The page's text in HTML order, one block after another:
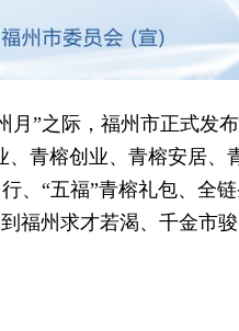
”之际，福州市正式发
青榕创业、青榕安居、
、“五福”青榕礼包、全
福州求才若渴、千金市